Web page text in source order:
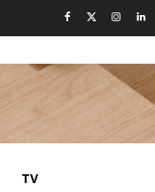
TV